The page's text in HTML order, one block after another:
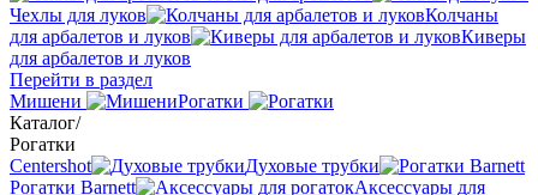
Чехлы для луков
Колчаны
для арбалетов и луков
Киверы
для арбалетов и луков
Перейти в раздел
Мишени
Рогатки
Каталог/
Рогатки
Centershot
Духовые трубки
Рогатки Barnett
Аксессуары для